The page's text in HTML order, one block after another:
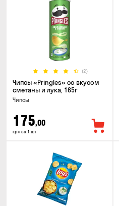
(2)
Чипсы «Pringles» со вкусом
сметаны и лука, 165г
Чипсы
175,00
грн за 1 шт